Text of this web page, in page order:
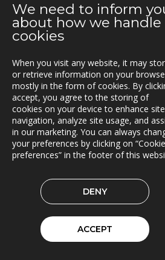
06.05.2019
Brinks Trä velger Timberpro
Extrico og Mertiva investerer i
25.04.2019
Triona forbedrer fergetrafikken
23.04.2019
Fleetech overtas av Triona
Ny versjon av Lasset
Samarbeidspartner med Drive
We need to inform
about how we handle
cookies
When you visit any website, it may
or retrieve information on your
mostly in the form of cookies. By
accept, you agree to the storing of
cookies on your device to enhance site
navigation, analyze site usage, and
in our marketing. You can always
your preferences by clicking on “Cookie
preferences” in the footer of this
DENY
ACCEPT